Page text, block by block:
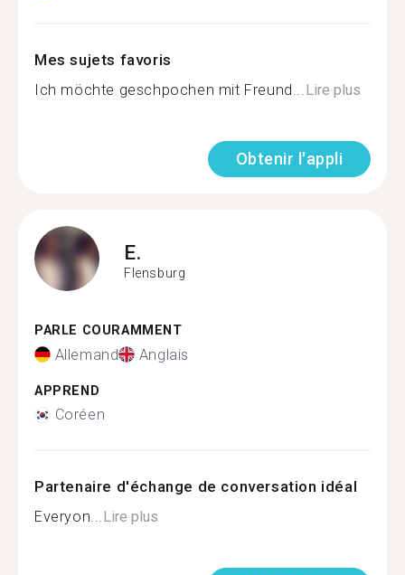
Mes sujets favoris
Ich möchte geschpochen mit Freund...Lire plus
Obtenir l'appli
E.
Flensburg
PARLE COURAMMENT
Allemand Anglais
APPREND
Coréen
Partenaire d'échange de conversation idéal
Everyon...Lire plus